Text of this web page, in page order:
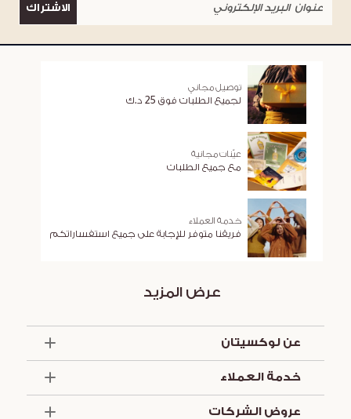
الاشتراك
توصيل مجاني
لجميع الطلبات فوق 25 د.ك
عيّنات مجانية
مع جميع الطلبات
خدمة العملاء
فريقنا متوفر للإجابة على جميع استفساراتكم
عرض المزيد
عن لوكسيتان
العروض والخدمات
خدمة العملاء
عروض الشركات